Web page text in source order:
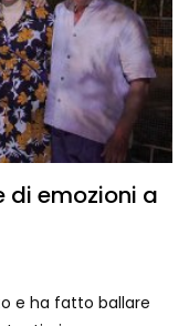
di emozioni a
e ha fatto ballare